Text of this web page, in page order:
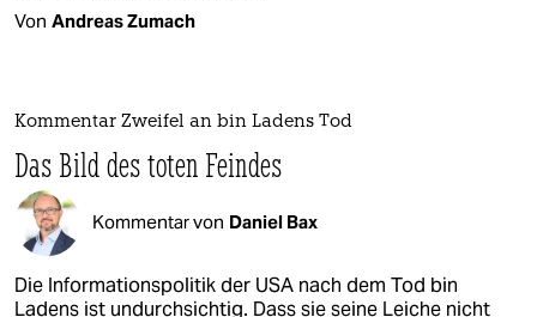
Von Andreas Zumach
Kommentar Zweifel an bin Ladens Tod
Das Bild des toten Feindes
Kommentar von Daniel Bax
Die Informationspolitik der USA nach dem Tod bin
Ladens ist undurchsichtig. Dass sie seine Leiche nicht